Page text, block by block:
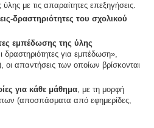
με τις απαραίτητες επεξηγήσεις.
δραστηριότητες του σχολικού
εμπέδωσης της ύλης
δραστηριότητες για εμπέδωση»,
οι απαντήσεις των οποίων βρίσκονται
για κάθε μάθημα, με τη μορφή
(αποσπάσματα από εφημερίδες,